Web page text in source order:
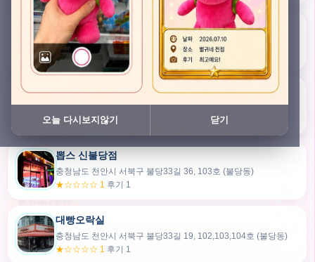
픽스팟 불당점
충청남도 천안시 서북구 불당33길 47, 106호 (불당동)
★☆☆☆☆ 1 후기 1
쿠보 신불당점
충청남도 천안시 서북구 불당33길 35, 105호 (불당동)
★★★☆☆ 2.5후기 2
뽑스 신불당점
충청남도 천안시 서북구 불당33길 36, 103호 (불당동)
★☆☆☆☆ 1 후기 1
대빵오락실
충청남도 천안시 서북구 불당33길 19, 102,103,104호 (불당동)
★☆☆☆☆ 1 후기 1
30m
내위치
💬 카톡대화방
오늘 다시보지않기 닫기